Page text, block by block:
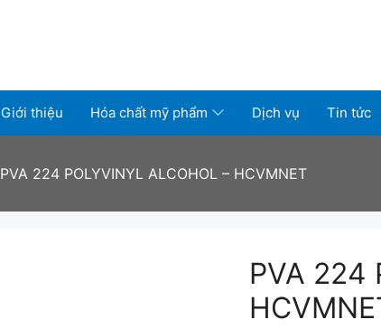
Giới thiệu Hóa chất mỹ phẩm Dịch vụ Tin tức
PVA 224 POLYVINYL ALCOHOL – HCVMNET
PVA 224